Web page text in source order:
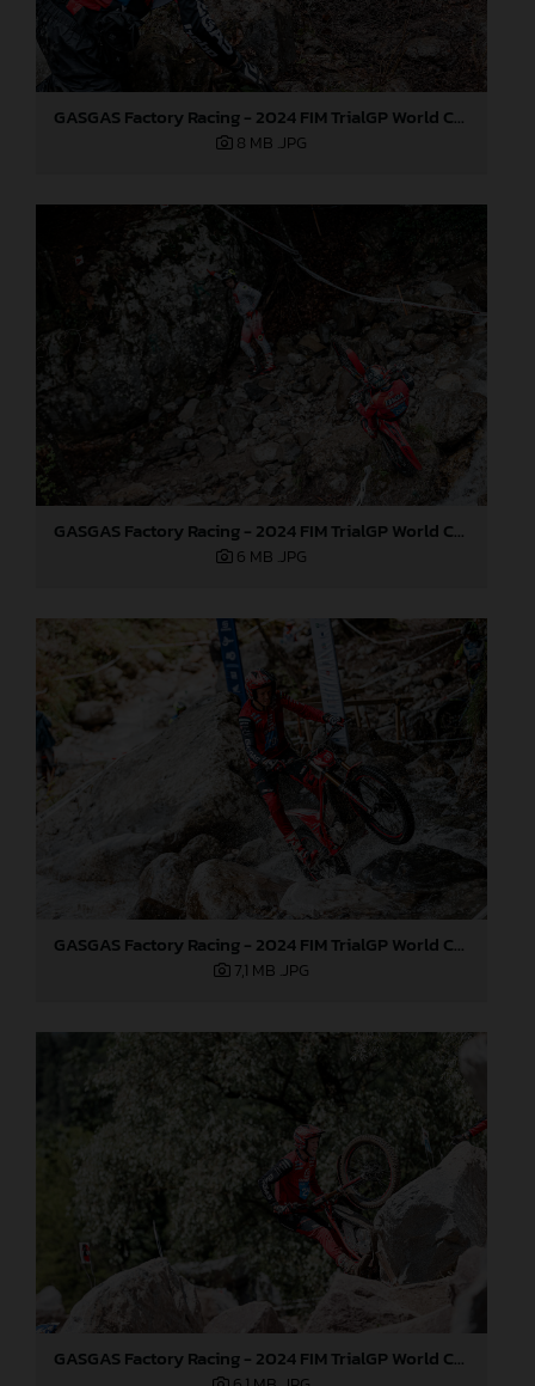
GASGAS Factory Racing - 2024 FIM TrialGP World Championship - Round 3, Italy
8 MB .JPG
GASGAS Factory Racing - 2024 FIM TrialGP World Championship - Round 3, Italy
6 MB .JPG
GASGAS Factory Racing - 2024 FIM TrialGP World Championship - Round 3, Italy
7,1 MB .JPG
GASGAS Factory Racing - 2024 FIM TrialGP World Championship - Round 3, Italy